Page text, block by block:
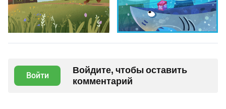
Войти
Войдите, чтобы оставить
комментарий